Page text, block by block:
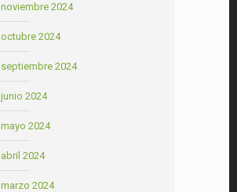
noviembre 2024
octubre 2024
septiembre 2024
junio 2024
mayo 2024
abril 2024
marzo 2024